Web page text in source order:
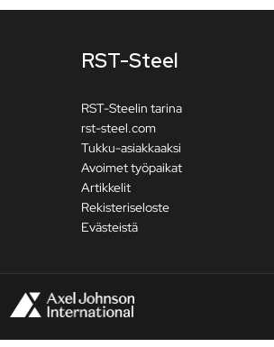
RST-Steel
RST-Steelin tarina
rst-steel.com
Tukku-asiakkaaksi
Avoimet työpaikat
Artikkelit
Rekisteriseloste
Evästeistä